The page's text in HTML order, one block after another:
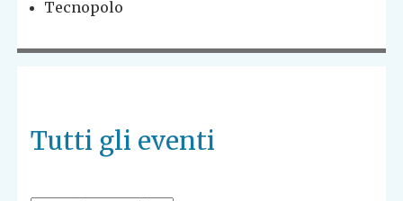
Tecnopolo
Tutti gli eventi